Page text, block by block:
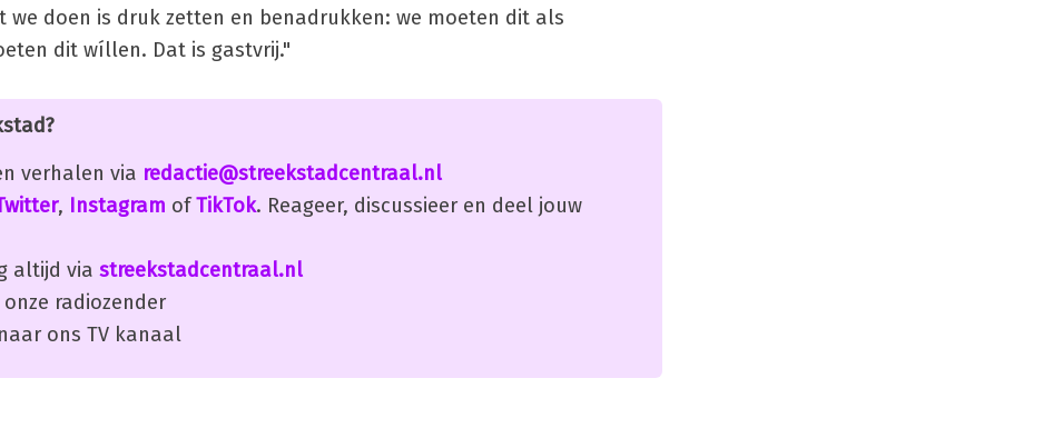
we doen is druk zetten en benadrukken: we moeten dit als
dit wíllen. Dat is gastvrij."
verhalen via redactie@streekstadcentraal.nl
, Instagram ofTikTok. Reageer, discussieer en deel jouw
altijd via streekstadcentraal.nl
radiozender
naar ons TV kanaal